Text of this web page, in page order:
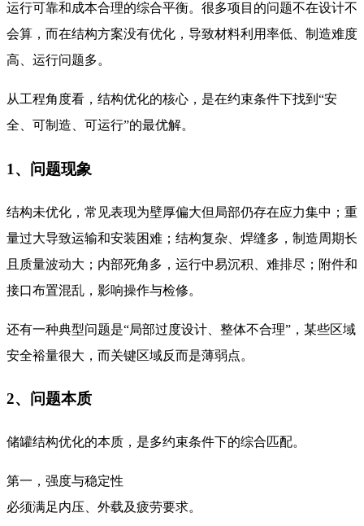
运行可靠和成本合理的综合平衡。很多项目的问题不在设计不
会算，而在结构方案没有优化，导致材料利用率低、制造难度
高、运行问题多。
从工程角度看，结构优化的核心，是在约束条件下找到“安
全、可制造、可运行”的最优解。
1、问题现象
结构未优化，常见表现为壁厚偏大但局部仍存在应力集中；重
量过大导致运输和安装困难；结构复杂、焊缝多，制造周期长
且质量波动大；内部死角多，运行中易沉积、难排尽；附件和
接口布置混乱，影响操作与检修。
还有一种典型问题是“局部过度设计、整体不合理”，某些区域
安全裕量很大，而关键区域反而是薄弱点。
2、问题本质
储罐结构优化的本质，是多约束条件下的综合匹配。
第一，强度与稳定性
必须满足内压、外载及疲劳要求。